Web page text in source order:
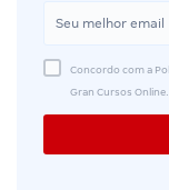
Concordo com a
Gran Cursos Online.